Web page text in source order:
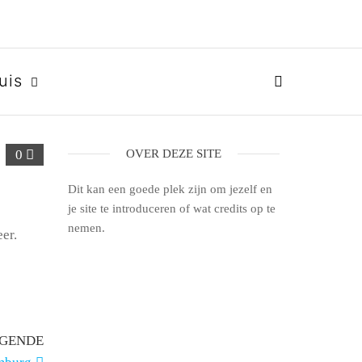
0 OVER DEZE SITE
Dit kan een goede plek zijn om jezelf en
je site te introduceren of wat credits op te
nemen.